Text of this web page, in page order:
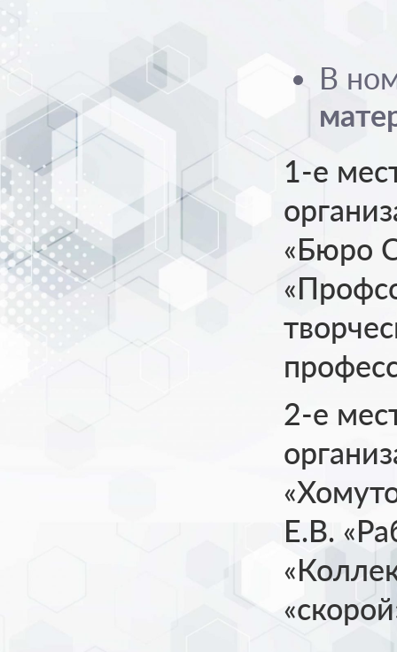
В
1-е
«Бюро
2-е
Е.В.